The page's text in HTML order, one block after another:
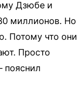
Дзюбе и
миллионов. Но
Потому что они
Просто
пояснил